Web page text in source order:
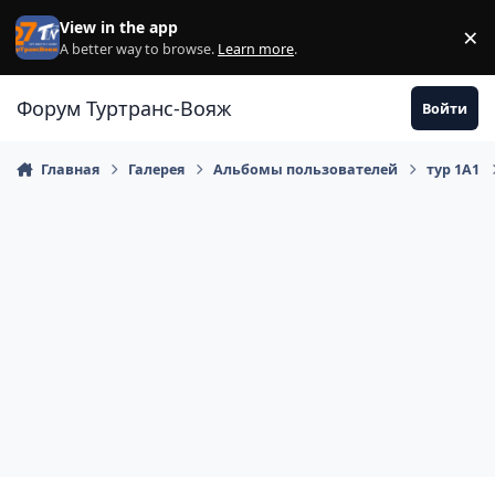
Перейти к содержанию
View in the app
A better way to browse. Learn more. ×
Форум Туртранс-Вояж Войти
Главная Галерея Альбомы пользователей тур 1А1